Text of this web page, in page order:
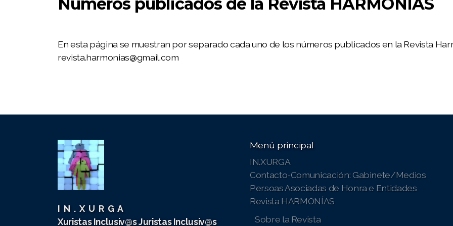
En esta página se muestran por separado cada uno de los números publicados en la Revista
revista.harmonias@gmail.com
I N . X U R G A
Xuristas Inclusiv@sJuristas Inclusiv@s
Menú principal
IN.XURGA
Contacto-Comunicación: Gabinete/Medios
Persoas Asociadas de Honra e Entidades
Revista HARMONÍAS
Sobre la Revista
NÚMEROS PUBLICADOS
Nº 5 HARMONÍAS
Nº 6 HARMONÍAS
Nº 7 HARMONÍAS
I Congreso IN.XURGA 2018